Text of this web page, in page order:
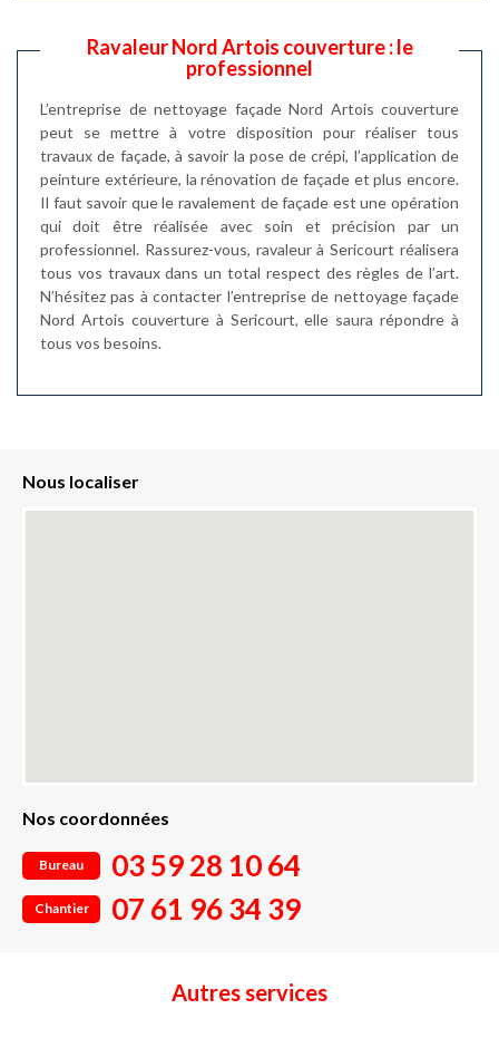
Ravaleur Nord Artois couverture : le
professionnel
L’entreprise de nettoyage façade Nord Artois couverture
peut se mettre à votre disposition pour réaliser tous
travaux de façade, à savoir la pose de crépi, l’application de
peinture extérieure, la rénovation de façade et plus encore.
Il faut savoir que le ravalement de façade est une opération
qui doit être réalisée avec soin et précision par un
professionnel. Rassurez-vous, ravaleur à Sericourt réalisera
tous vos travaux dans un total respect des règles de l’art.
N’hésitez pas à contacter l’entreprise de nettoyage façade
Nord Artois couverture à Sericourt, elle saura répondre à
tous vos besoins.
Nous localiser
Nos coordonnées
Bureau 03 59 28 10 64
Chantier 07 61 96 34 39
Autres services